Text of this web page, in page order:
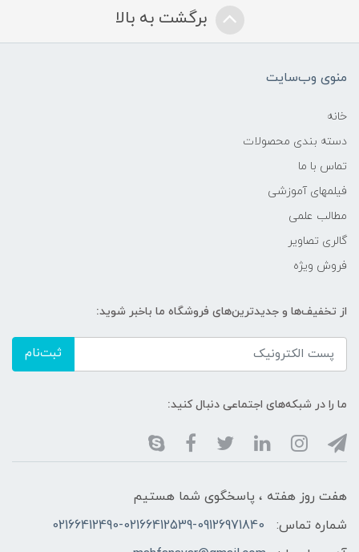
برگشت به بالا
منوی وب‌سایت
خانه
دسته بندی محصولات
تماس با ما
فیلمهای آموزشی
مطالب علمی
گالری تصاویر
فروش ویژه
از تخفیف‌ها و جدیدترین‌های فروشگاه ما باخبر شوید:
ثبت‌نام
ما را در شبکه‌های اجتماعی دنبال کنید:
هفت روز هفته ، پاسخگوی شما هستیم
شماره تماس:
02166412490-02166412539-09126971840